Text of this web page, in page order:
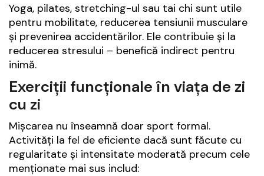
Yoga, pilates, stretching-ul sau tai chi sunt utile
pentru mobilitate, reducerea tensiunii musculare
și prevenirea accidentărilor. Ele contribuie și la
reducerea stresului – benefică indirect pentru
inimă.
Exerciții funcționale în viața de zi
cu zi
Mișcarea nu înseamnă doar sport formal.
Activități la fel de eficiente dacă sunt făcute cu
regularitate și intensitate moderată precum cele
menționate mai sus includ: